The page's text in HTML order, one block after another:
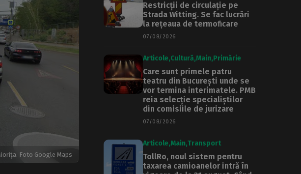
Foto Google Maps
Restricții de circulație pe
Strada Witting. Se fac lucrări
la rețeaua de termoficare
07/08/2026
Articole Cultură Main Primărie
Care sunt primele patru
teatru din București unde se
vor termina interimatele. PMB
reia selecție specialiștilor
din comisiile de jurizare
07/08/2026
Articole Main Transport
TollRo, noul sistem pentru
taxarea camioanelor intră în